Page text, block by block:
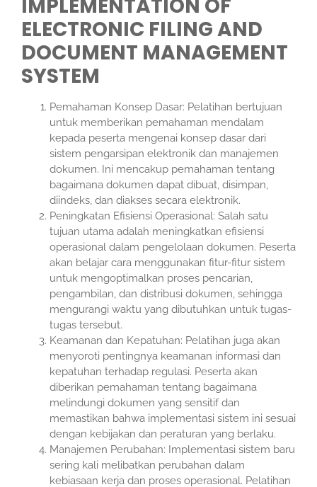
IMPLEMENTATION OF
ELECTRONIC FILING AND
DOCUMENT MANAGEMENT
SYSTEM
Pemahaman Konsep Dasar: Pelatihan bertujuan
untuk memberikan pemahaman mendalam
kepada peserta mengenai konsep dasar dari
sistem pengarsipan elektronik dan manajemen
dokumen. Ini mencakup pemahaman tentang
bagaimana dokumen dapat dibuat, disimpan,
diindeks, dan diakses secara elektronik.
Peningkatan Efisiensi Operasional: Salah satu
tujuan utama adalah meningkatkan efisiensi
operasional dalam pengelolaan dokumen. Peserta
akan belajar cara menggunakan fitur-fitur sistem
untuk mengoptimalkan proses pencarian,
pengambilan, dan distribusi dokumen, sehingga
mengurangi waktu yang dibutuhkan untuk tugas-
tugas tersebut.
Keamanan dan Kepatuhan: Pelatihan juga akan
menyoroti pentingnya keamanan informasi dan
kepatuhan terhadap regulasi. Peserta akan
diberikan pemahaman tentang bagaimana
melindungi dokumen yang sensitif dan
memastikan bahwa implementasi sistem ini sesuai
dengan kebijakan dan peraturan yang berlaku.
Manajemen Perubahan: Implementasi sistem baru
sering kali melibatkan perubahan dalam
kebiasaan kerja dan proses operasional. Pelatihan